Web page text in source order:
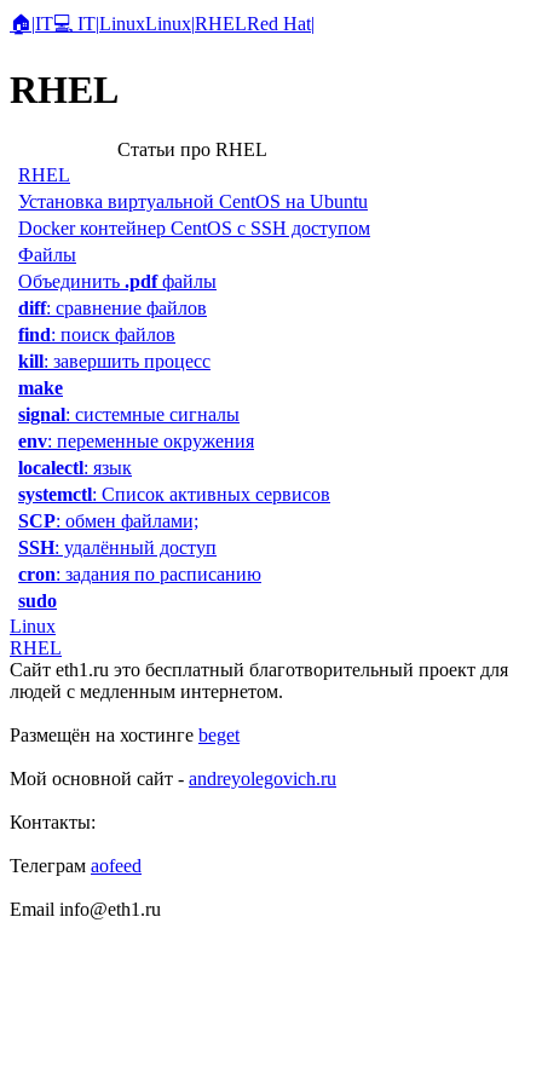
🏠|IT💻 IT|LinuxLinux|RHELRed Hat|
RHEL
Статьи про RHEL
RHEL
Установка виртуальной CentOS на Ubuntu
Docker контейнер CentOS с SSH доступом
Файлы
Объединить .pdfфайлы
diff: сравнение файлов
find: поиск файлов
kill: завершить процесс
make
signal: системные сигналы
env: переменные окружения
localectl: язык
systemctl: Список активных сервисов
SCP: обмен файлами;
SSH: удалённый доступ
cron: задания по расписанию
sudo
Linux
RHEL
Сайт eth1.ru это бесплатный благотворительный проект для
людей с медленным интернетом.
Размещён на хостинге beget
Мой основной сайт - andreyolegovich.ru
Контакты:
Телеграм aofeed
Email info@eth1.ru